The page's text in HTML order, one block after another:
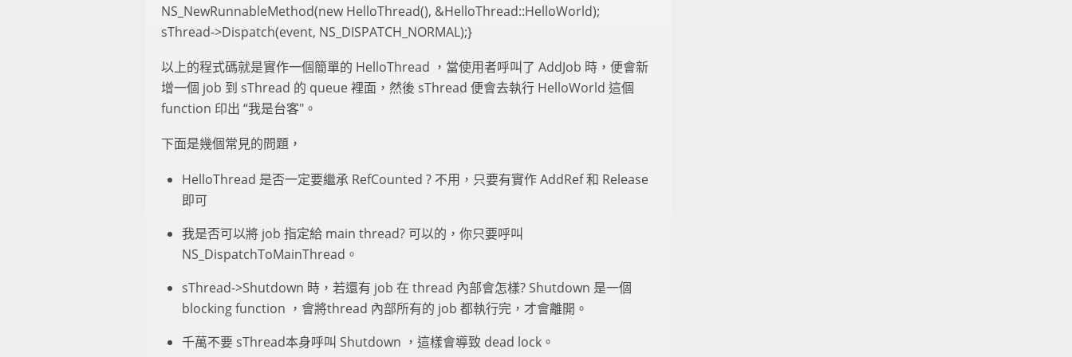
NS_NewRunnableMethod(new HelloThread(), &HelloThread::HelloWorld);
sThread->Dispatch(event, NS_DISPATCH_NORMAL);}
以上的程式碼就是實作一個簡單的 HelloThread ，當使用者呼叫了 AddJob 時，便會新
增一個 job 到 sThread 的 queue 裡面，然後 sThread 便會去執行 HelloWorld 這個
function 印出 “我是台客"。
下面是幾個常見的問題，
HelloThread 是否一定要繼承 RefCounted ? 不用，只要有實作 AddRef 和 Release
即可
我是否可以將 job 指定給 main thread? 可以的，你只要呼叫
NS_DispatchToMainThread。
sThread->Shutdown 時，若還有 job 在 thread 內部會怎樣? Shutdown 是一個
blocking function ，會將thread 內部所有的 job 都執行完，才會離開。
千萬不要 sThread本身呼叫 Shutdown ，這樣會導致 dead lock。